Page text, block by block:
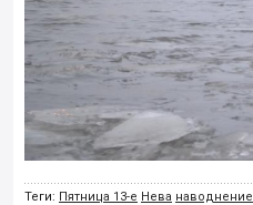
Теги: Пятница 13-е Нева наводнение